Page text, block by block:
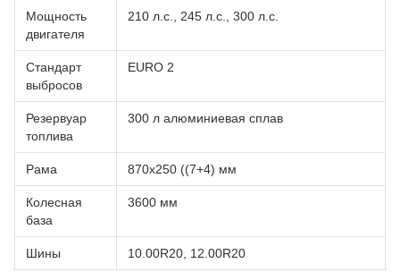
Мощность
двигателя
210 л.с., 245 л.с., 300 л.с.
Стандарт
выбросов
EURO 2
Резервуар
топлива
300 л алюминиевая сплав
Рама 870x250 ((7+4) мм
Колесная
база
3600 мм
Шины 10.00R20, 12.00R20